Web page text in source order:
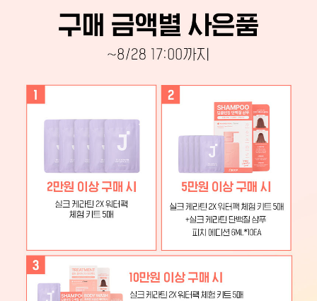
페이코 ID로 페이
PAYCO 바로구매